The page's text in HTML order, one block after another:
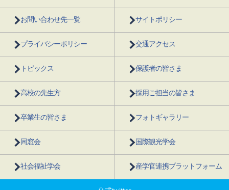
お問い合わせ先一覧 サイトポリシー
プライバシーポリシー 交通アクセス
トピックス 保護者の皆さま
高校の先生方 採用ご担当の皆さま
卒業生の皆さま フォトギャラリー
同窓会 国際観光学会
社会福祉学会 産学官連携プラットフォーム